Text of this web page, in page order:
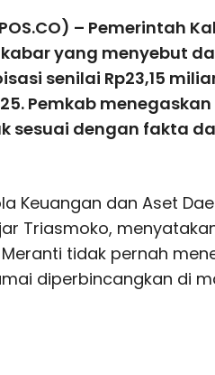
– Pemerintah
yang menyebut
senilai Rp23,15
Pemkab
sesuai dengan fakta
Keuangan dan Aset
Triasmoko,
tidak pernah
diperbincangkan di